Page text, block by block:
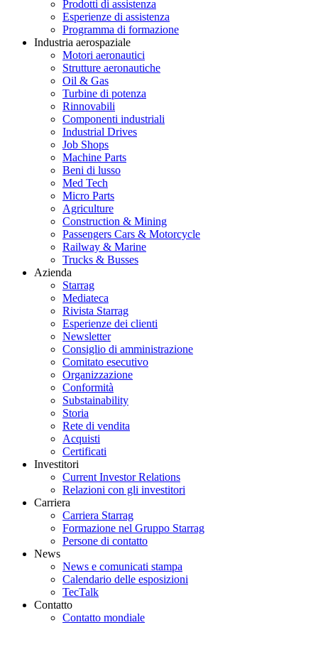
Prodotti di assistenza
Esperienze di assistenza
Programma di formazione
Industria aerospaziale
Motori aeronautici
Strutture aeronautiche
Oil & Gas
Turbine di potenza
Rinnovabili
Componenti industriali
Industrial Drives
Job Shops
Machine Parts
Beni di lusso
Med Tech
Micro Parts
Agriculture
Construction & Mining
Passengers Cars & Motorcycle
Railway & Marine
Trucks & Busses
Azienda
Starrag
Mediateca
Rivista Starrag
Esperienze dei clienti
Newsletter
Consiglio di amministrazione
Comitato esecutivo
Organizzazione
Conformità
Substainability
Storia
Rete di vendita
Acquisti
Certificati
Investitori
Current Investor Relations
Relazioni con gli investitori
Carriera
Carriera Starrag
Formazione nel Gruppo Starrag
Persone di contatto
News
News e comunicati stampa
Calendario delle esposizioni
TecTalk
Contatto
Contatto mondiale